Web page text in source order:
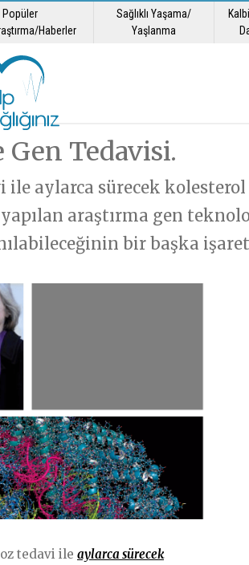
Popüler
Haberler
Sağlıklı Yaşama/
Yaşlanma
Tedavisi.
ile aylarca sürecek
araştırma gen
bir başka
tedavi ile aylarca sürecek